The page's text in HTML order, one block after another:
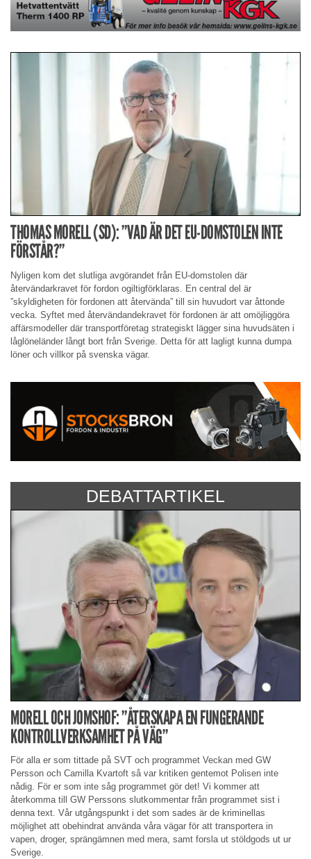
THOMAS MORELL (SD): ”VAD ÄR DET EU-DOMSTOLEN INTE
FÖRSTÅR?”
Nyligen kom det slutliga avgörandet från EU-domstolen där
återvändarkravet för fordon ogiltigförklaras. En central del är
”skyldigheten för fordonen att återvända” till sin huvudort var åttonde
vecka. Syftet med återvändandekravet för fordonen är att omöjliggöra
affärsmodeller där transportföretag strategiskt lägger sina huvudsäten i
låglöneländer långt bort från Sverige. Detta för att lagligt kunna dumpa
löner och villkor på svenska vägar.
DEBATTARTIKEL
MORELL OCH JOMSHOF: ”ÅTERSKAPA EN FUNGERANDE
KONTROLLVERKSAMHET PÅ VÄG”
För alla er som tittade på SVT och programmet Veckan med GW
Persson och Camilla Kvartoft så var kritiken gentemot Polisen inte
nådig. För er som inte såg programmet gör det! Vi kommer att
återkomma till GW Perssons slutkommentar från programmet sist i
denna text. Vår utgångspunkt i det som sades är de kriminellas
möjlighet att obehindrat använda våra vägar för att transportera in
vapen, droger, sprängämnen med mera, samt forsla ut stöldgods ut ur
Sverige.